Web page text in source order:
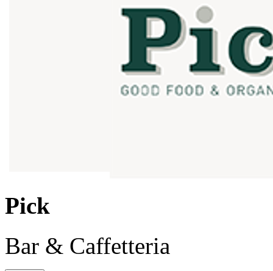
Pick
Bar & Caffetteria